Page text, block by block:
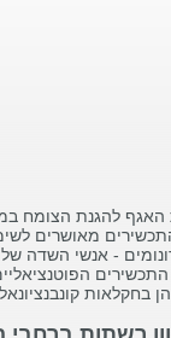
האגף להגנת הצומח
מאושרים
- אנשי